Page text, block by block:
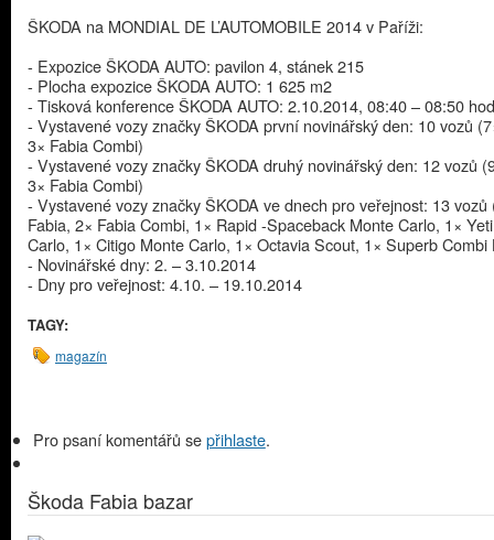
ŠKODA na MONDIAL DE L’AUTOMOBILE 2014 v Paříži:
- Expozice ŠKODA AUTO: pavilon 4, stánek 215
- Plocha expozice ŠKODA AUTO: 1 625 m2
- Tisková konference ŠKODA AUTO: 2.10.2014, 08:40 – 08:50
- Vystavené vozy značky ŠKODA první novinářský den: 10 vozů
3× Fabia Combi)
- Vystavené vozy značky ŠKODA druhý novinářský den: 12 vozů
3× Fabia Combi)
- Vystavené vozy značky ŠKODA ve dnech pro veřejnost: 13 vozů
Fabia, 2× Fabia Combi, 1× Rapid -Spaceback Monte Carlo, 1×
Carlo, 1× Citigo Monte Carlo, 1× Octavia Scout, 1× Superb Combi
- Novinářské dny: 2. – 3.10.2014
- Dny pro veřejnost: 4.10. – 19.10.2014
TAGY:
magazín
Pro psaní komentářů sepřihlaste.
Škoda Fabia bazar